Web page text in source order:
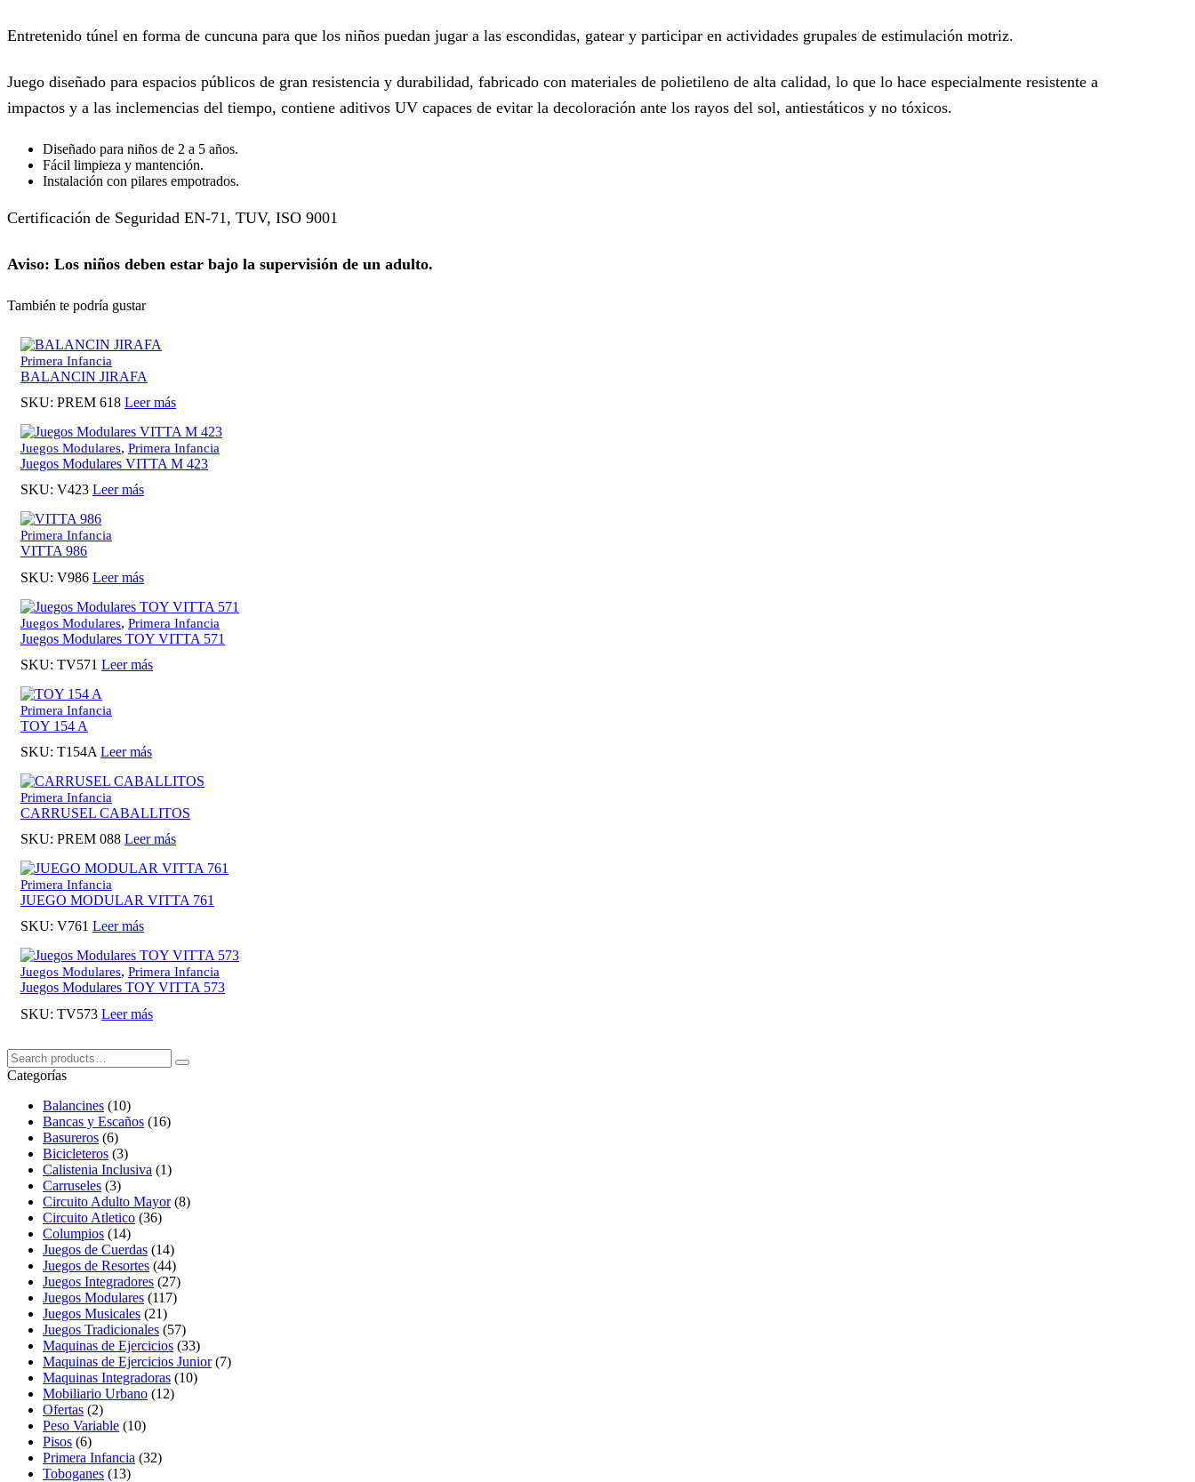
Entretenido túnel en forma de cuncuna para que los niños puedan jugar a las escondidas, gatear y participar en actividades grupales de estimulación motriz.
Juego diseñado para espacios públicos de gran resistencia y durabilidad, fabricado con materiales de polietileno de alta calidad, lo que lo hace especialmente resistente a
impactos y a las inclemencias del tiempo, contiene aditivos UV capaces de evitar la decoloración ante los rayos del sol, antiestáticos y no tóxicos.
Diseñado para niños de 2 a 5 años.
Fácil limpieza y mantención.
Instalación con pilares empotrados.
Certificación de Seguridad EN-71, TUV, ISO 9001
Aviso: Los niños deben estar bajo la supervisión de un adulto.
También te podría gustar
Primera Infancia
BALANCIN JIRAFA
SKU: PREM 618 Leer más
Juegos Modulares, Primera Infancia
Juegos Modulares VITTA M 423
SKU: V423 Leer más
Primera Infancia
VITTA 986
SKU: V986 Leer más
Juegos Modulares, Primera Infancia
Juegos Modulares TOY VITTA 571
SKU: TV571 Leer más
Primera Infancia
TOY 154 A
SKU: T154A Leer más
Primera Infancia
CARRUSEL CABALLITOS
SKU: PREM 088 Leer más
Primera Infancia
JUEGO MODULAR VITTA 761
SKU: V761 Leer más
Juegos Modulares, Primera Infancia
Juegos Modulares TOY VITTA 573
SKU: TV573 Leer más
Buscar:
Search
Categorías
Balancines (10)
Bancas y Escaños (16)
Basureros (6)
Bicicleteros (3)
Calistenia Inclusiva (1)
Carruseles (3)
Circuito Adulto Mayor (8)
Circuito Atletico (36)
Columpios (14)
Juegos de Cuerdas (14)
Juegos de Resortes (44)
Juegos Integradores (27)
Juegos Modulares (117)
Juegos Musicales (21)
Juegos Tradicionales (57)
Maquinas de Ejercicios (33)
Maquinas de Ejercicios Junior (7)
Maquinas Integradoras (10)
Mobiliario Urbano (12)
Ofertas (2)
Peso Variable (10)
Pisos (6)
Primera Infancia (32)
Toboganes (13)